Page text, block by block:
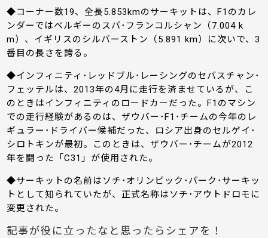
◆コーナー数19、全長5.853kmのサーキットは、F1のカレ
ンダーではベルギーのスパ･フランコルシャン（7.004 k
m）、イギリスのシルバーストン（5.891 km）に次いで、3
番目の長さを誇る。
◆インフィニティ･レッドブル･レーシングのセバスチャン･
フェッテルは、2013年の4月に走行を済ませているが、こ
のときはインフィニティのロードカーだった。F1のマシン
での走行経験があるのは、ザウバー･F1･チームの今年のレ
ギュラー･ドライバー候補だった、ロシア出身のセルゲイ･
シロトキンが最初。このときは、ザウバー･チームが2012
年を闘った「C31」が使用された。
◆サーキットの名前はソチ･オリンピック･パーク･サーキッ
トとして知られていたが、正式名称はソチ･アウトドロモに
変更された。
記事が役に立ったなと思ったらシェアを！